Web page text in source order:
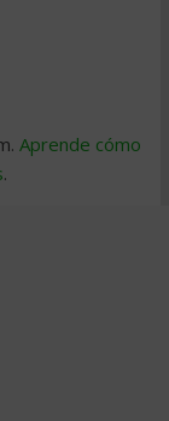
Aprende cómo
.